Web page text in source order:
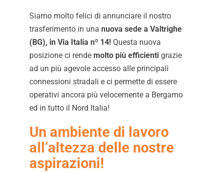
Siamo molto felici di annunciare il nostro
trasferimento in una nuova sede a Valtrighe
(BG), in Via Italia nº 14! Questa nuova
posizione ci rendemolto più efficienti grazie
ad un più agevole accesso alle principali
connessioni stradali e ci permette di essere
operativi ancora più velocemente a Bergamo
ed in tutto il Nord Italia!
Un ambiente di lavoro
all’altezza delle nostre
aspirazioni!